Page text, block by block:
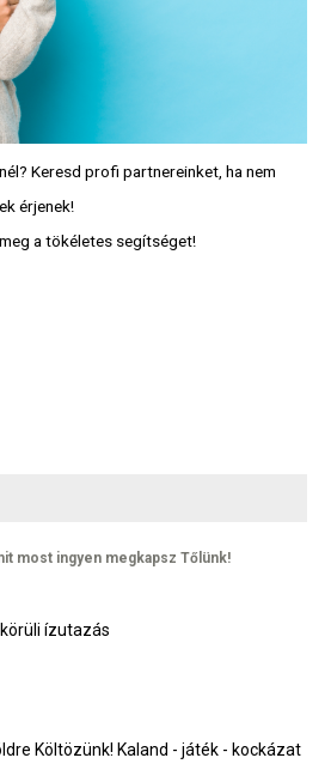
Keresd profi partnereinket, ha nem
érjenek!
a tökéletes segítséget!
most ingyen megkapsz Tőlünk!
ízutazás
Költözünk! Kaland - játék - kockázat